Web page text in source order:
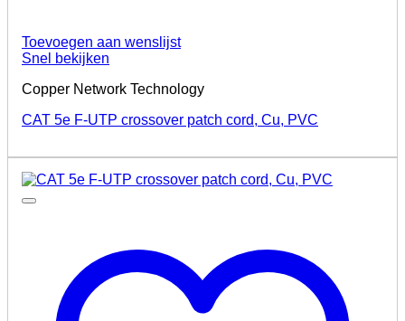
Toevoegen aan wenslijst
Snel bekijken
Copper Network Technology
CAT 5e F-UTP crossover patch cord, Cu, PVC